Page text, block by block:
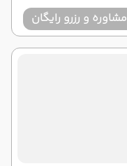
مشاوره و رزرو رایگان